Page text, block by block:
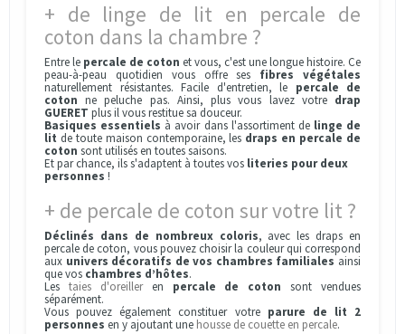
+ de linge de lit en percale de
coton dans la chambre ?
Entre le percale de coton et vous, c'est une longue histoire. Ce
peau-à-peau quotidien vous offre ses fibres végétales
naturellement résistantes. Facile d'entretien, le percale de
coton ne peluche pas. Ainsi, plus vous lavez votre drap
GUERET plus il vous restitue sa douceur.
Basiques essentiels à avoir dans l'assortiment de linge de
lit de toute maison contemporaine, les draps en percale de
coton sont utilisés en toutes saisons.
Et par chance, ils s'adaptent à toutes vos literies pour deux
personnes !
+ de percale de coton sur votre lit ?
Déclinés dans de nombreux coloris, avec les draps en
percale de coton, vous pouvez choisir la couleur qui correspond
aux univers décoratifs de vos chambres familiales ainsi
que vos chambres d’hôtes.
Les taies d'oreilleren percale de coton sont vendues
séparément.
Vous pouvez également constituer votre parure de lit 2
personnes en y ajoutant une housse de couette en percale.